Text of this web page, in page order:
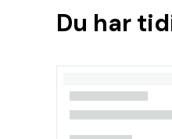
Du har